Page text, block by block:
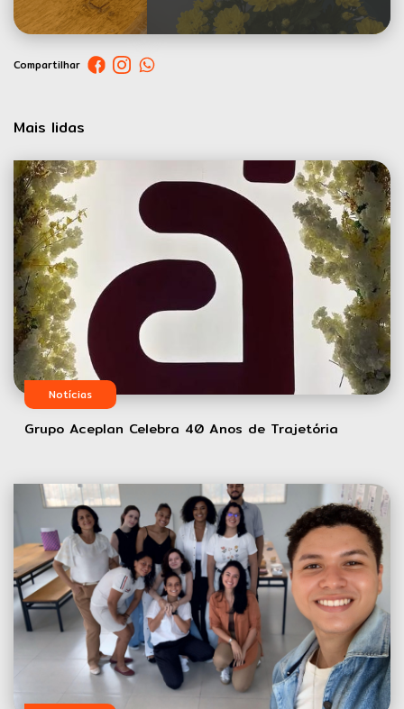
Compartilhar
Mais lidas
Notícias
Grupo Aceplan Celebra 40 Anos de Trajetória